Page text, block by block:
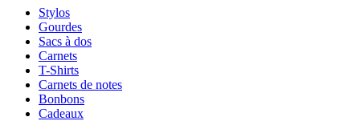
Stylos
Gourdes
Sacs à dos
Carnets
T-Shirts
Carnets de notes
Bonbons
Cadeaux